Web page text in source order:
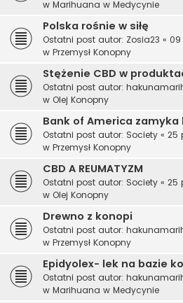
w Marihuana w Medycynie
Polska rośnie w siłę
Ostatni post autor: Zosia23 « 09
w Przemysł Konopny
Stężenie CBD w
Ostatni post autor:
w Olej Konopny
Bank of America zamyka
Ostatni post autor: Society « 25
w Przemysł Konopny
CBD A REUMATYZM
Ostatni post autor: Society « 25
w Olej Konopny
Drewno z konopi
Ostatni post autor:
w Przemysł Konopny
Epidyolex- lek na bazie
Ostatni post autor:
w Marihuana w Medycynie